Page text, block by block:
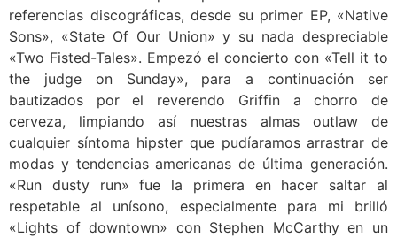
referencias discográficas, desde su primer EP, «Native
Sons», «State Of Our Union» y su nada despreciable
«Two Fisted-Tales». Empezó el concierto con «Tell it to
the judge on Sunday», para a continuación ser
bautizados por el reverendo Griffin a chorro de
cerveza, limpiando así nuestras almas outlaw de
cualquier síntoma hipster que pudíaramos arrastrar de
modas y tendencias americanas de última generación.
«Run dusty run» fue la primera en hacer saltar al
respetable al unísono, especialmente para mi brilló
«Lights of downtown» con Stephen McCarthy en un